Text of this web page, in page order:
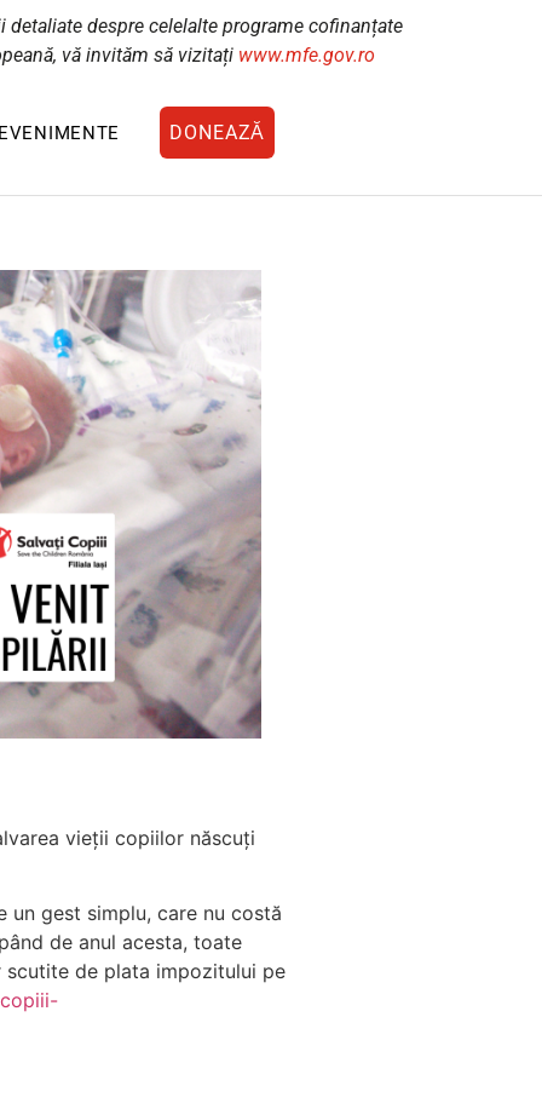
detaliate despre celelalte programe cofinanțate
vă invităm să vizitați www.mfe.gov.ro
EVENIMENTE DONEAZĂ
vieții copiilor născuți
gest simplu, care nu costă
de anul acesta, toate
scutite de plata impozitului pe